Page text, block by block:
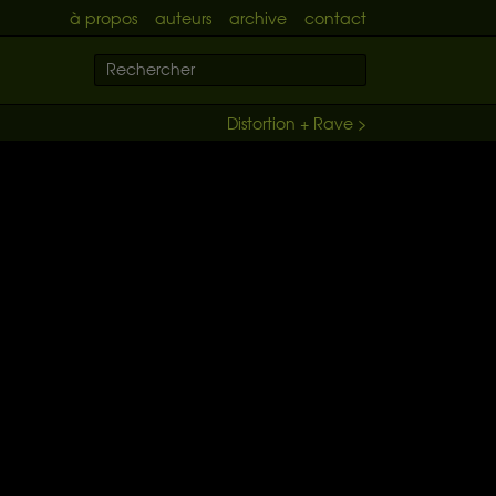
à propos auteurs archive contact
Distortion + Rave >